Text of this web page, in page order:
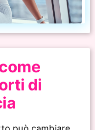
di